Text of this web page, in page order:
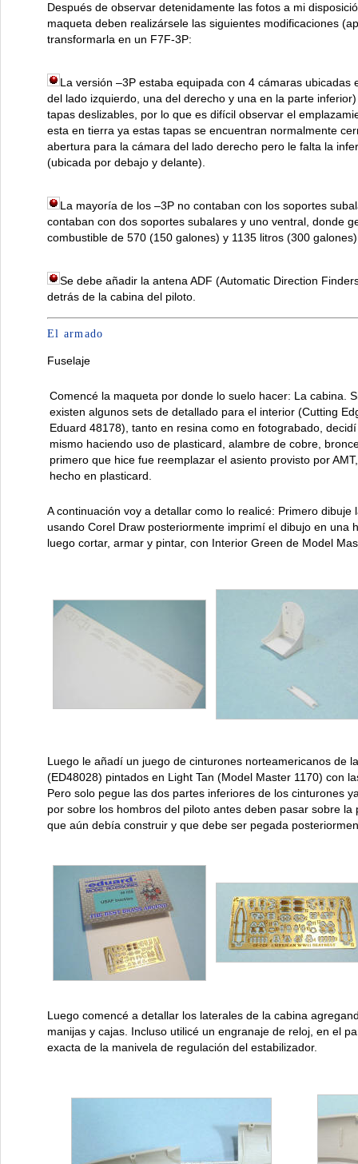
Después de observar detenidamente las fotos a mi
maqueta deben realizársele las siguientes modificaciones
transformarla en un F7F-3P:
La versión –3P estaba equipada con 4 cámaras ubicadas
del lado izquierdo, una del derecho y una en la parte
tapas deslizables, por lo que es difícil observar el
esta en tierra ya estas tapas se encuentran normalmente
abertura para la cámara del lado derecho pero le falta la
(ubicada por debajo y delante).
La mayoría de los –3P no contaban con los soportes
contaban con dos soportes subalares y uno ventral, donde
combustible de 570 (150 galones) y 1135 litros (300
Se debe añadir la antena ADF (Automatic Direction
detrás de la cabina del piloto.
El armado
Fuselaje
Comencé la maqueta por donde lo suelo hacer: La cabina.
existen algunos sets de detallado para el interior (Cutting
Eduard 48178), tanto en resina como en fotograbado,
mismo haciendo uso de plasticard, alambre de cobre,
primero que hice fue reemplazar el asiento provisto por
hecho en plasticard.
A continuación voy a detallar como lo realicé: Primero dibuje
usando Corel Draw posteriormente imprimí el dibujo en una
luego cortar, armar y pintar, con Interior Green de Model
Luego le añadí un juego de cinturones norteamericanos de
(ED48028) pintados en Light Tan (Model Master 1170) con
Pero solo pegue las dos partes inferiores de los cinturones
por sobre los hombros del piloto antes deben pasar sobre
que aún debía construir y que debe ser pegada
Luego comencé a detallar los laterales de la cabina
manijas y cajas. Incluso utilicé un engranaje de reloj, en el
exacta de la manivela de regulación del estabilizador.